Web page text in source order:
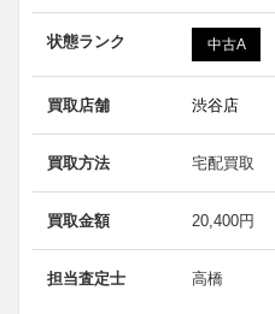
状態ランク 中古A
買取店舗 渋谷店
買取方法 宅配買取
買取金額 20,400円
担当査定士 高橋